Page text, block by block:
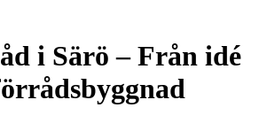
i Särö – Från idé